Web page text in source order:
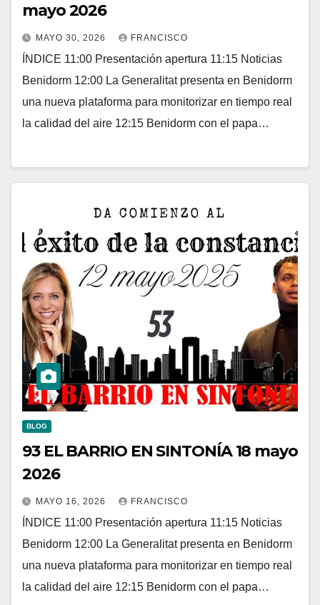
mayo 2026
MAYO 30, 2026 FRANCISCO
ÍNDICE 11:00 Presentación apertura 11:15 Noticias
Benidorm 12:00 La Generalitat presenta en Benidorm
una nueva plataforma para monitorizar en tiempo real
la calidad del aire 12:15 Benidorm con el papa…
BLOG
93 EL BARRIO EN SINTONÍA 18 mayo
2026
MAYO 16, 2026 FRANCISCO
ÍNDICE 11:00 Presentación apertura 11:15 Noticias
Benidorm 12:00 La Generalitat presenta en Benidorm
una nueva plataforma para monitorizar en tiempo real
la calidad del aire 12:15 Benidorm con el papa…